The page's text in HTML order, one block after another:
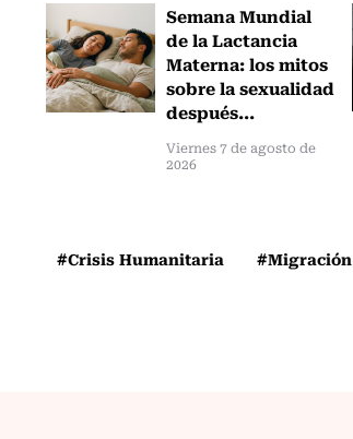
Semana Mundial
de la Lactancia
Materna: los mitos
sobre la sexualidad
después...
Viernes 7 de agosto de
2026
#Crisis Humanitaria #Migración